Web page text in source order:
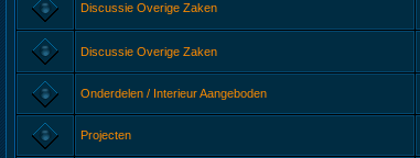
Discussie Overige Zaken
Discussie Overige Zaken
Onderdelen / Interieur Aangeboden
Projecten